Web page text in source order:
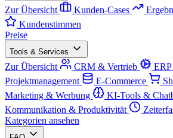
Zur Übersicht Kunden-Cases
Kundenstimmen
Preise
Tools & Services
Zur Übersicht CRM & Vertrieb
Projektmanagement
E-Commerce
Marketing & Werbung
KI-Tools &
Kommunikation & Produktivität
Kategorien ansehen